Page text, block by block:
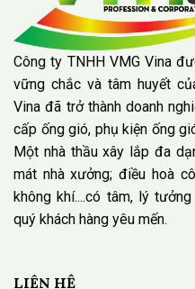
Công ty TNHH VMG Vina
vững chắc và tâm huyết
Vina đã trở thành doanh
cấp ống gió, phụ kiện ống
Một nhà thầu xây lắp đa
mát nhà xưởng; điều hoà
không khí....có tâm, lý
quý khách hàng yêu mến.
LIÊN HỆ